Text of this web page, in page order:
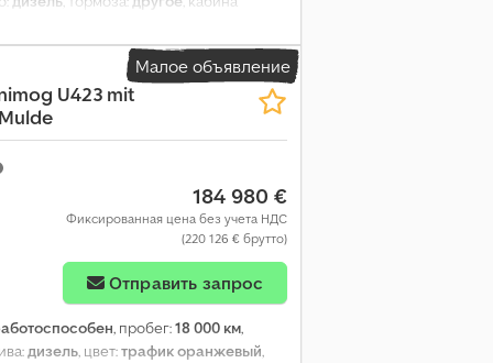
автомобиля,
Малое объявление
U423 mit
184 980 €
Фиксированная цена без учета НДС
(220 126 € брутто)
Отправить запрос
, пробег:18 000 км,
дизель, цвет:трафик оранжевый,